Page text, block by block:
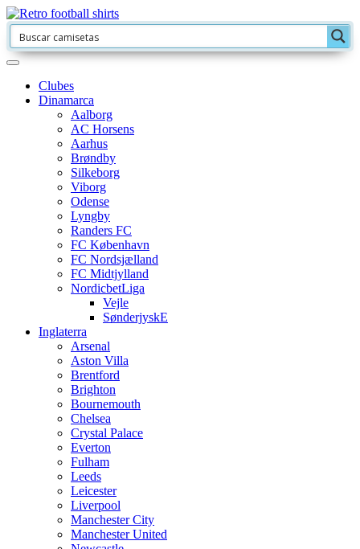
Clubes
Dinamarca
Aalborg
AC Horsens
Aarhus
Brøndby
Silkeborg
Viborg
Odense
Lyngby
Randers FC
FC København
FC Nordsjælland
FC Midtjylland
NordicbetLiga
Vejle
SønderjyskE
Inglaterra
Arsenal
Aston Villa
Brentford
Brighton
Bournemouth
Chelsea
Crystal Palace
Everton
Fulham
Leeds
Leicester
Liverpool
Manchester City
Manchester United